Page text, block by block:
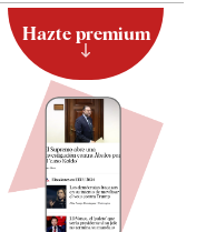
Hazte premium